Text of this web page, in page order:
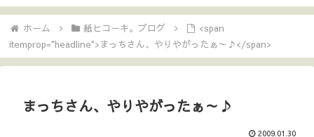
ホーム 紙ヒコーキ。ブログ
<span
itemprop="headline">まっちさん、やりやがったぁ～♪</span>
まっちさん、やりやがったぁ～♪
2009.01.30